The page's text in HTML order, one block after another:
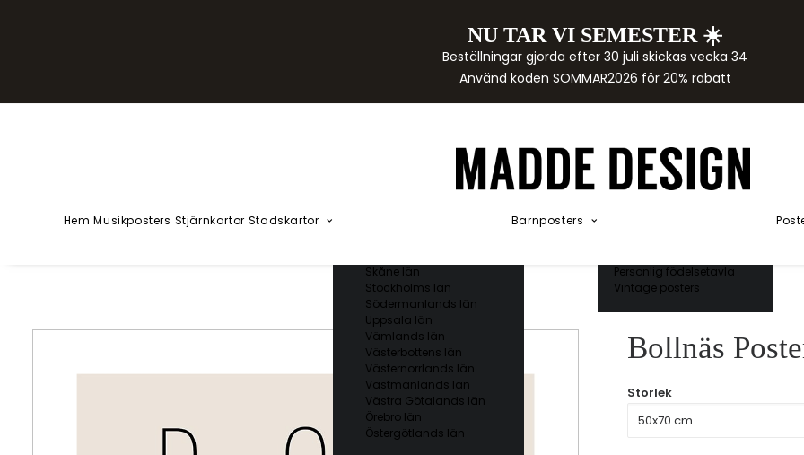
NU TAR VI SEMESTER ☀️
Beställningar gjorda efter 30 juli skickas vecka 34
Använd koden SOMMAR2026 för 20% rabatt
Hem Musikposters Stjärnkartor Stadskartor
Skåne län
Stockholms län
Södermanlands län
Uppsala län
Vämlands län
Västerbottens län
Västernorrlands län
Västmanlands län
Västra Götalands län
Örebro län
Östergötlands län
Barnposters
Akvarellposters
Personlig födelsetavla
Vintage posters
Bollnäs
Storlek